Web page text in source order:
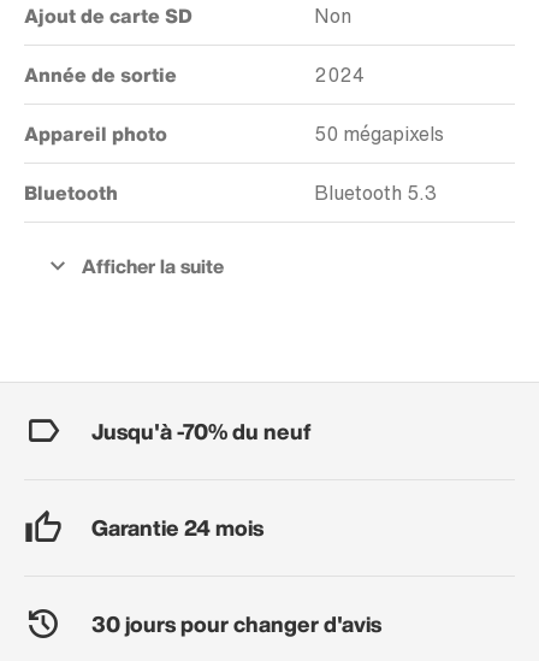
Ajout de carte SD Non
Année de sortie 2024
Appareil photo 50 mégapixels
Bluetooth Bluetooth 5.3
Jusqu'à -70% du neuf
Garantie 24 mois
30 jours pour changer d'avis